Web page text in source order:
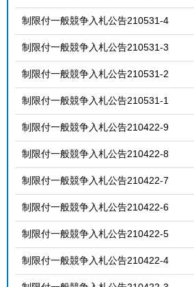
制限付一般競争入札公告210531-4
制限付一般競争入札公告210531-3
制限付一般競争入札公告210531-2
制限付一般競争入札公告210531-1
制限付一般競争入札公告210422-9
制限付一般競争入札公告210422-8
制限付一般競争入札公告210422-7
制限付一般競争入札公告210422-6
制限付一般競争入札公告210422-5
制限付一般競争入札公告210422-4